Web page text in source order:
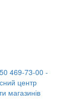
469-73-00 -
центр
магазинів